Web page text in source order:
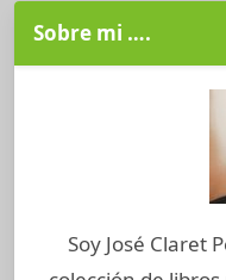
Sobre mi ….
Soy José Claret